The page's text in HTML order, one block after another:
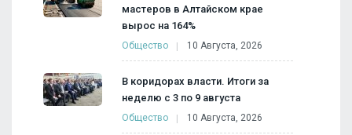
мастеров в Алтайском крае
вырос на 164%
Общество 10 Августа, 2026
В коридорах власти. Итоги за
неделю с 3 по 9 августа
Общество 10 Августа, 2026